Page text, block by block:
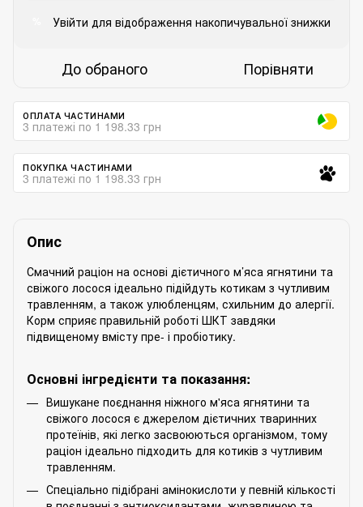
Увійти для відображення накопичувальної знижки
До обраного Порівняти
ОПЛАТА ЧАСТИНАМИ
3 платежі по 1 198.33 грн
ПОКУПКА ЧАСТИНАМИ
3 платежі по 1 198.33 грн
Опис
Смачний раціон на основі дієтичного м’яса ягнятини та
свіжого лосося ідеально підійдуть котикам з чутливим
травленням, а також улюбленцям, схильним до алергії.
Корм сприяє правильній роботі ШКТ завдяки
підвищеному вмісту пре- і пробіотику.
Основні інгредієнти та показання:
Вишукане поєднання ніжного м'яса ягнятини та
свіжого лосося є джерелом дієтичних тваринних
протеїнів, які легко засвоюються організмом, тому
раціон ідеально підходить для котиків з чутливим
травленням.
Спеціально підібрані амінокислоти у певній кількості